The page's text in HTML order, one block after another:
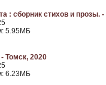
: сборник стихов и прозы. -
5.95МБ
Томск, 2020
6.23МБ